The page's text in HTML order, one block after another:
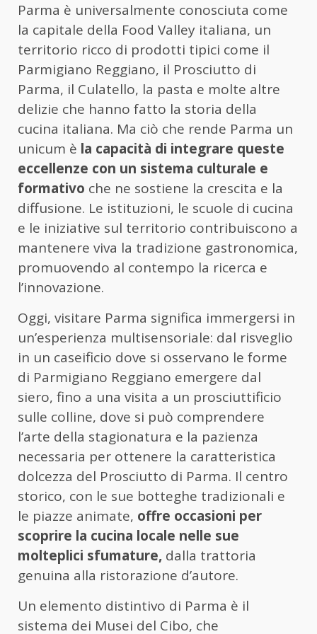
Parma è universalmente conosciuta come
la capitale della Food Valley italiana, un
territorio ricco di prodotti tipici come il
Parmigiano Reggiano, il Prosciutto di
Parma, il Culatello, la pasta e molte altre
delizie che hanno fatto la storia della
cucina italiana. Ma ciò che rende Parma un
unicum è la capacità di integrare queste
eccellenze con un sistema culturale e
formativo che ne sostiene la crescita e la
diffusione. Le istituzioni, le scuole di cucina
e le iniziative sul territorio contribuiscono a
mantenere viva la tradizione gastronomica,
promuovendo al contempo la ricerca e
l’innovazione.
Oggi, visitare Parma significa immergersi in
un’esperienza multisensoriale: dal risveglio
in un caseificio dove si osservano le forme
di Parmigiano Reggiano emergere dal
siero, fino a una visita a un prosciuttificio
sulle colline, dove si può comprendere
l’arte della stagionatura e la pazienza
necessaria per ottenere la caratteristica
dolcezza del Prosciutto di Parma. Il centro
storico, con le sue botteghe tradizionali e
le piazze animate, offre occasioni per
scoprire la cucina locale nelle sue
molteplici sfumature, dalla trattoria
genuina alla ristorazione d’autore.
Un elemento distintivo di Parma è il
sistema dei Musei del Cibo, che